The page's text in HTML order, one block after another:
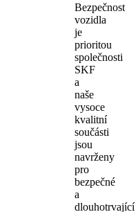
Bezpečnost
vozidla
je
prioritou
společnosti
SKF
a
naše
vysoce
kvalitní
součásti
jsou
navrženy
pro
bezpečné
a
dlouhotrvající